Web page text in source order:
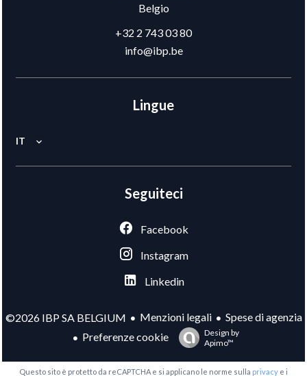
Belgio
+32 2 743 03 80
info@ibp.be
Lingue
IT
Seguiteci
Facebook
Instagram
Linkedin
©2026 IBP SA BELGIUM Menzioni legali
Spese di agenzia
Preferenze cookie
Design by
Apimo™
Questo sito è protetto da reCAPTCHA e si applicano le norme sulla privacy e i